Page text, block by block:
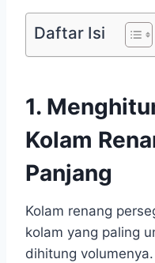
Daftar Isi
1.
Kolam
Panjang
Kolam renang
kolam yang paling
dihitung